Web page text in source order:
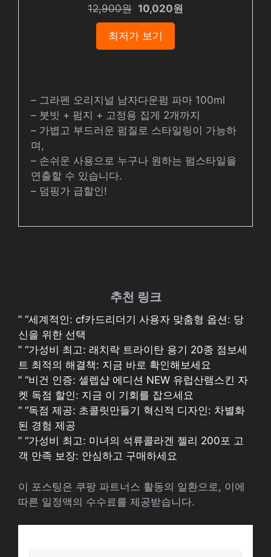
12,900원 10,020원
최저가 보기
– 그라펜 오리지널 남자다운펌 파마 100ml
– 붓빗 + 펌지 + 고정용 집게 2개까지
– 가볍고 부드러운 펌질로 스타일링이 가능하
며,
– 손쉬운 사용으로 누구나 원하는 펌스타일을
연출할 수 있습니다.
– 덤핑가 급할인!
추천 링크
” “세계적인: cf카드리더기 사용자 맞춤형 옵션: 당
신을 위한 선택
” “가성비 최고: 래치락 트라이탄 용기 20종 점보세
트 최적의 해결책: 지금 바로 확인해보세요
” “비건 인증: 셀렙샵 에디션 NEW 유럽산램스킨 자
켓 독점 할인: 지금 이 기회를 잡으세요
” “독점 제공: 초콜릿만들기 혁신적 디자인: 차별화
된 경험 제공
” “가성비 최고: 미녀의 석류콜라겐 젤리 200포 고
객 만족 보장: 안심하고 구매하세요
이 포스팅은 쿠팡 파트너스 활동의 일환으로, 이에
따른 일정액의 수수료를 제공받습니다.